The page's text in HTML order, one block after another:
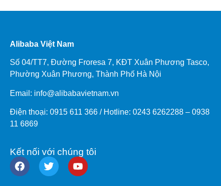
Alibaba Việt Nam
Số 04/TT7, Đường Froresa 7, KĐT Xuân Phương Tasco,
Phường Xuân Phương, Thành Phố Hà Nội
Email: info@alibabavietnam.vn
Điện thoại: 0915 611 366 / Hotline: 0243 6262288 – 0938
11 6869
Kết nối với chúng tôi